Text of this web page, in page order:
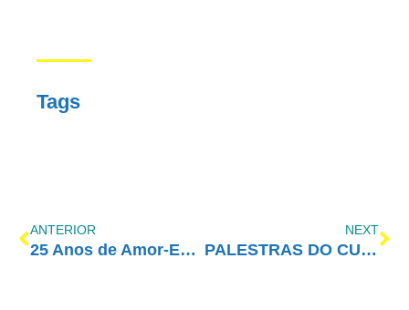
Tags
ANTERIOR
25 Anos de Amor-Exigente no Paraná
NEXT
PALESTRAS DO CURSO SALVANDO VIDAS COM SOBRIEDADE NO AE